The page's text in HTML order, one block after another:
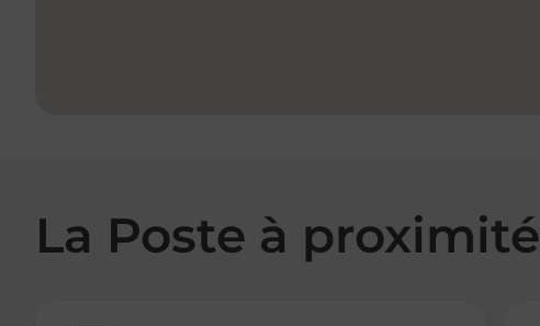
La Poste à proximité